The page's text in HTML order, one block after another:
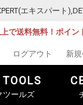
エキスパート
で送料無料！ポイン
ログアウト 新
ツールズ